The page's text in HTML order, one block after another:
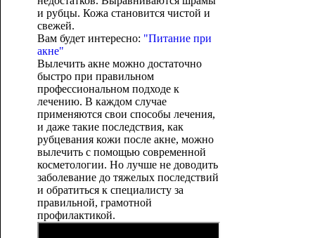
и рубцы. Кожа становится чистой и
свежей.
Вам будет интересно: "Питание при
акне"
Вылечить акне можно достаточно
быстро при правильном
профессиональном подходе к
лечению. В каждом случае
применяются свои способы лечения,
и даже такие последствия, как
рубцевания кожи после акне, можно
вылечить с помощью современной
косметологии. Но лучше не доводить
заболевание до тяжелых последствий
и обратиться к специалисту за
правильной, грамотной
профилактикой.